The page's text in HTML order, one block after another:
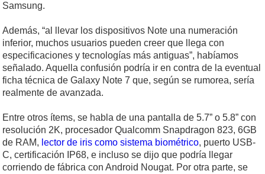
Samsung.
Además, “al llevar los dispositivos Note una numeración
inferior, muchos usuarios pueden creer que llega con
especificaciones y tecnologías más antiguas”, habíamos
señalado. Aquella confusión podría ir en contra de la eventual
ficha técnica de Galaxy Note 7 que, según se rumorea, sería
realmente de avanzada.
Entre otros ítems, se habla de una pantalla de 5.7” o 5.8” con
resolución 2K, procesador Qualcomm Snapdragon 823, 6GB
de RAM, lector de iris como sistema biométrico, puerto USB-
C, certificación IP68, e incluso se dijo que podría llegar
corriendo de fábrica con Android Nougat. Por otra parte, se